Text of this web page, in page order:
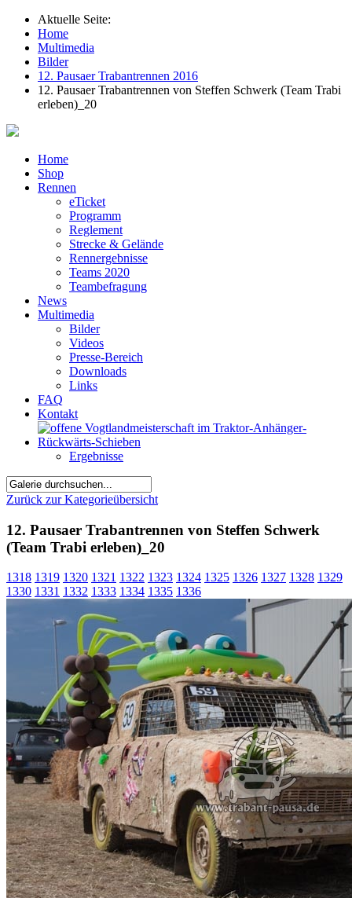
Aktuelle Seite:
Home
Multimedia
Bilder
12. Pausaer Trabantrennen 2016
12. Pausaer Trabantrennen von Steffen Schwerk (Team Trabi
erleben)_20
Home
Shop
Rennen
eTicket
Programm
Reglement
Strecke & Gelände
Rennergebnisse
Teams 2020
Teambefragung
News
Multimedia
Bilder
Videos
Presse-Bereich
Downloads
Links
FAQ
Kontakt
Ergebnisse
Zurück zur Kategorieübersicht
12. Pausaer Trabantrennen von Steffen Schwerk
(Team Trabi erleben)_20
1318 1319 1320 1321 1322 1323 1324 1325 1326 1327 1328 1329
1330 1331 1332 1333 1334 1335 1336